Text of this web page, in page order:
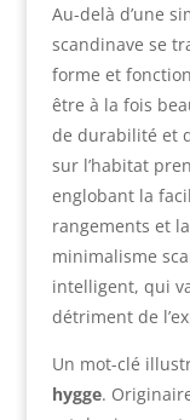
Au-delà d’une
scandinave se
forme et
être à la fois
de durabilité et
sur l’habitat
englobant la
rangements et
minimalisme
intelligent, qui
détriment de
Un mot-clé
hygge.